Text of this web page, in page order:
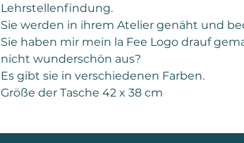
Lehrstellenfindung.
Sie werden in ihrem Atelier genäht und
Sie haben mir mein la Fee Logo drauf
nicht wunderschön aus?
Es gibt sie in verschiedenen Farben.
Größe der Tasche 42 x 38 cm